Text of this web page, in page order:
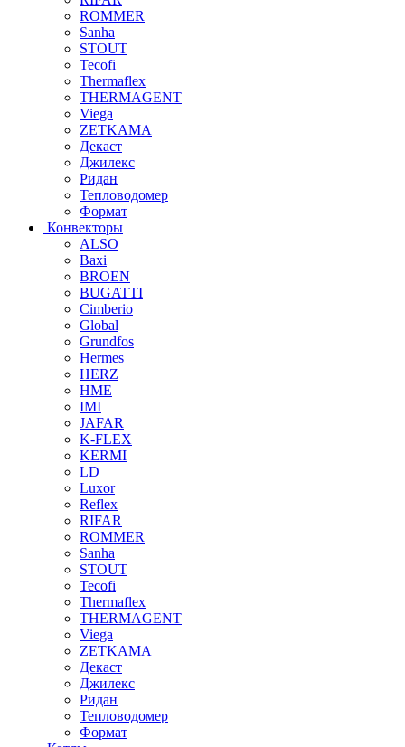
ROMMER
Sanha
STOUT
Tecofi
Thermaflex
THERMAGENT
Viega
ZETKAMA
Декаст
Джилекс
Ридан
Тепловодомер
Формат
Конвекторы
ALSO
Baxi
BROEN
BUGATTI
Cimberio
Global
Grundfos
Hermes
HERZ
HME
IMI
JAFAR
K-FLEX
KERMI
LD
Luxor
Reflex
RIFAR
ROMMER
Sanha
STOUT
Tecofi
Thermaflex
THERMAGENT
Viega
ZETKAMA
Декаст
Джилекс
Ридан
Тепловодомер
Формат